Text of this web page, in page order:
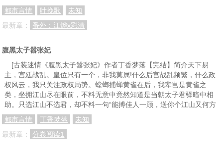
都市言情
叶挽歌
未知
最新章：
番外：江烨x彩清
腹黑太子嚣张妃
[古装迷情《腹黑太子嚣张妃》作者丁香梦落【完结】简介天下易
主，宫廷战乱。皇位只有一个，非我莫属!什么后宫战乱频繁，什么政
权风云，我只关注政权局势。螳螂捕蝉黄雀在后，我辈岂是黄雀之
类，坐拥江山尽在眼前，不料无意中竟然知道是当朝太子君驿暗中相
助。只选江山不选君，却不料一句“能搏佳人一顾，送你个江山又何方
都市言情
丁香梦落
未知
最新章：
分卷阅读1